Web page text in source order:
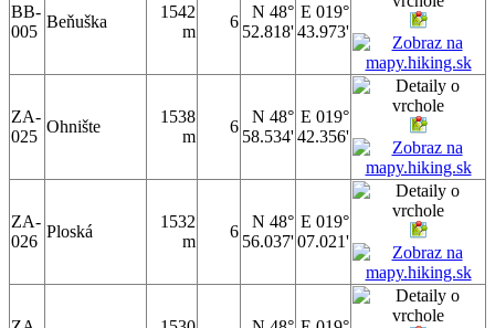
BB-
005
Beňuška
1542
m
6
N 48°
52.818'
E 019°
43.973'
ZA-
025
Ohnište
1538
m
6
N 48°
58.534'
E 019°
42.356'
ZA-
026
Ploská
1532
m
6
N 48°
56.037'
E 019°
07.021'